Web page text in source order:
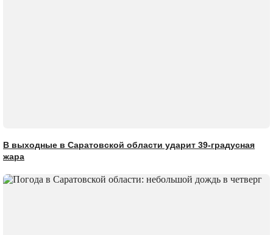
В выходные в Саратовской области ударит 39-градусная
жара